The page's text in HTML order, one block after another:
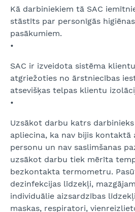
Kā darbiniekiem tā SAC
stāstīts par personīgās
pasākumiem.
•
SAC ir izveidota sistēma
atgriežoties no ārstniecības
atsevišķas telpas klientu
•
Uzsākot darbu katrs
apliecina, ka nav bijis kontaktā
personu un nav saslimšanas
uzsākot darbu tiek mērīta
bezkontakta termometru.
dezinfekcijas līdzekļi,
individuālie aizsardzības
maskas, respiratori,